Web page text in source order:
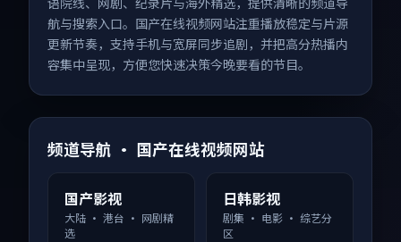
航与搜索入口。国产在线视频网站注重播放稳定与片源
更新节奏，支持手机与宽屏同步追剧，并把高分热播内
容集中呈现，方便您快速决策今晚要看的节目。
频道导航 · 国产在线视频网站
国产影视
大陆 · 港台 · 网剧精
选
日韩影视
剧集 · 电影 · 综艺分
区